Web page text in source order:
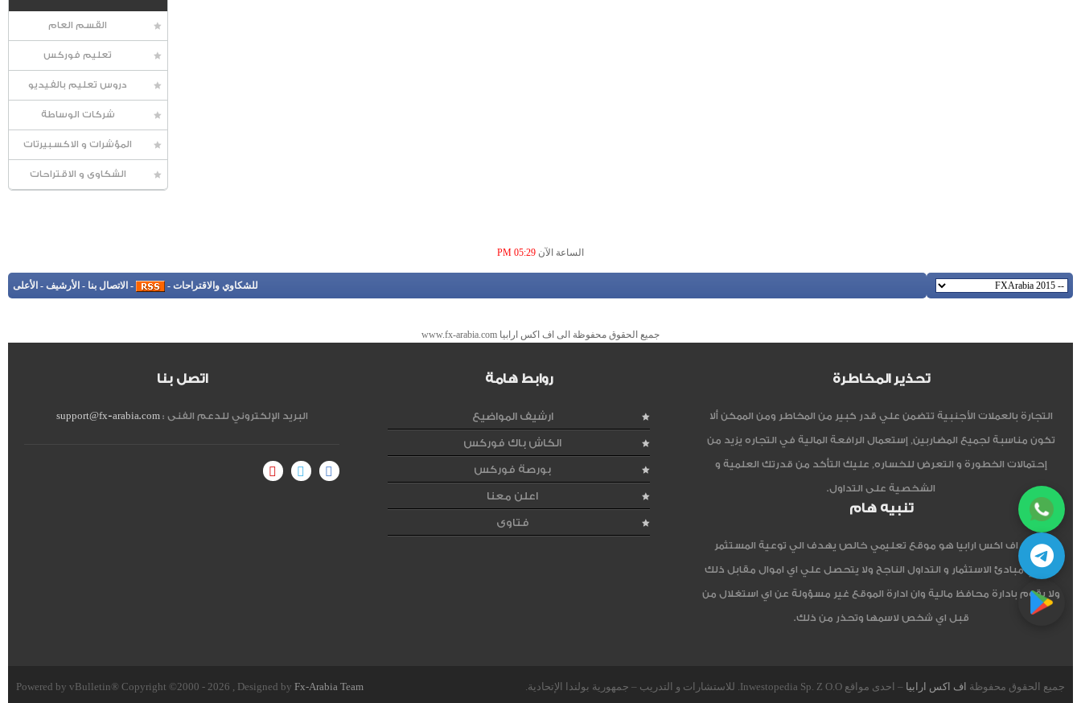
القسم العام
تعليم فوركس
دروس تعليم بالفيديو
شركات الوساطة
المؤشرات و الاكسبيرتات
الشكاوى و الاقتراحات
الساعة الآن 05:29 PM
للشكاوي والاقتراحات -
- الاتصال بنا - الأرشيف - الأعلى
جميع الحقوق محفوظة الى اف اكس ارابيا www.fx-arabia.com
تحذير المخاطرة
التجارة بالعملات الأجنبية تتضمن علي قدر كبير من المخاطر ومن الممكن ألا
تكون مناسبة لجميع المضاربين, إستعمال الرافعة المالية في التجاره يزيد من
إحتمالات الخطورة و التعرض للخساره, عليك التأكد من قدرتك العلمية و
الشخصية على التداول.
تنبيه هام
موقع اف اكس ارابيا هو موقع تعليمي خالص يهدف الي توعية المستثمر
العربي مبادئ الاستثمار و التداول الناجح ولا يتحصل علي اي اموال مقابل ذلك
ولا يقوم بادارة محافظ مالية وان ادارة الموقع غير مسؤولة عن اي استغلال من
قبل اي شخص لاسمها وتحذر من ذلك.
روابط هامة
ارشيف المواضيع
الكاش باك فوركس
بورصة فوركس
اعلن معنا
فتاوى
اتصل بنا
البريد الإلكتروني للدعم الفنى :support@fx-arabia.com
جميع الحقوق محفوظة اف اكس ارابيا – احدى مواقع Inwestopedia Sp. Z O.O. للاستشارات و التدريب – جمهورية بولندا الإتحادية. Powered by vBulletin® Copyright ©2000 - 2026 , Designed by Fx-Arabia Team